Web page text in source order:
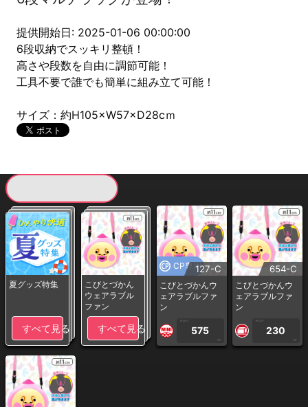
提供開始日: 2025-01-06 00:00:00
6段収納でスッキリ整頓！
高さや段数を自由に調節可能！
工具不要で誰でも簡単に組み立て可能！
サイズ：約H105×W57×D28cｍ
夏グッズ特集
すべて見る
こびとづかん
ウェアラブル
ファン
すべて見る
CP専用127-C
こびとづかんウ
ェアラブルファ
ン
1PLAY
575
CP
654-C
こびとづかんウ
ェアラブルファ
ン
1PLAY
230
CP